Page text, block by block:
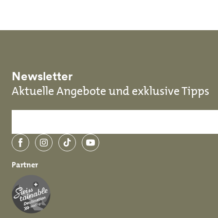
Newsletter
Aktuelle Angebote und exklusive Tipps
FacebookInstagramTikTokYouTube
Partner